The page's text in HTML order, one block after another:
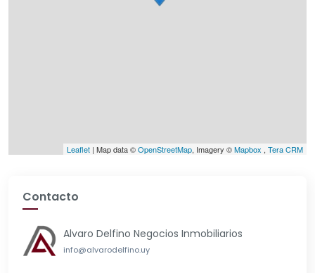
Leaflet | Map data ©OpenStreetMap, Imagery ©Mapbox , Tera CRM
Contacto
Alvaro Delfino Negocios Inmobiliarios
info@alvarodelfino.uy